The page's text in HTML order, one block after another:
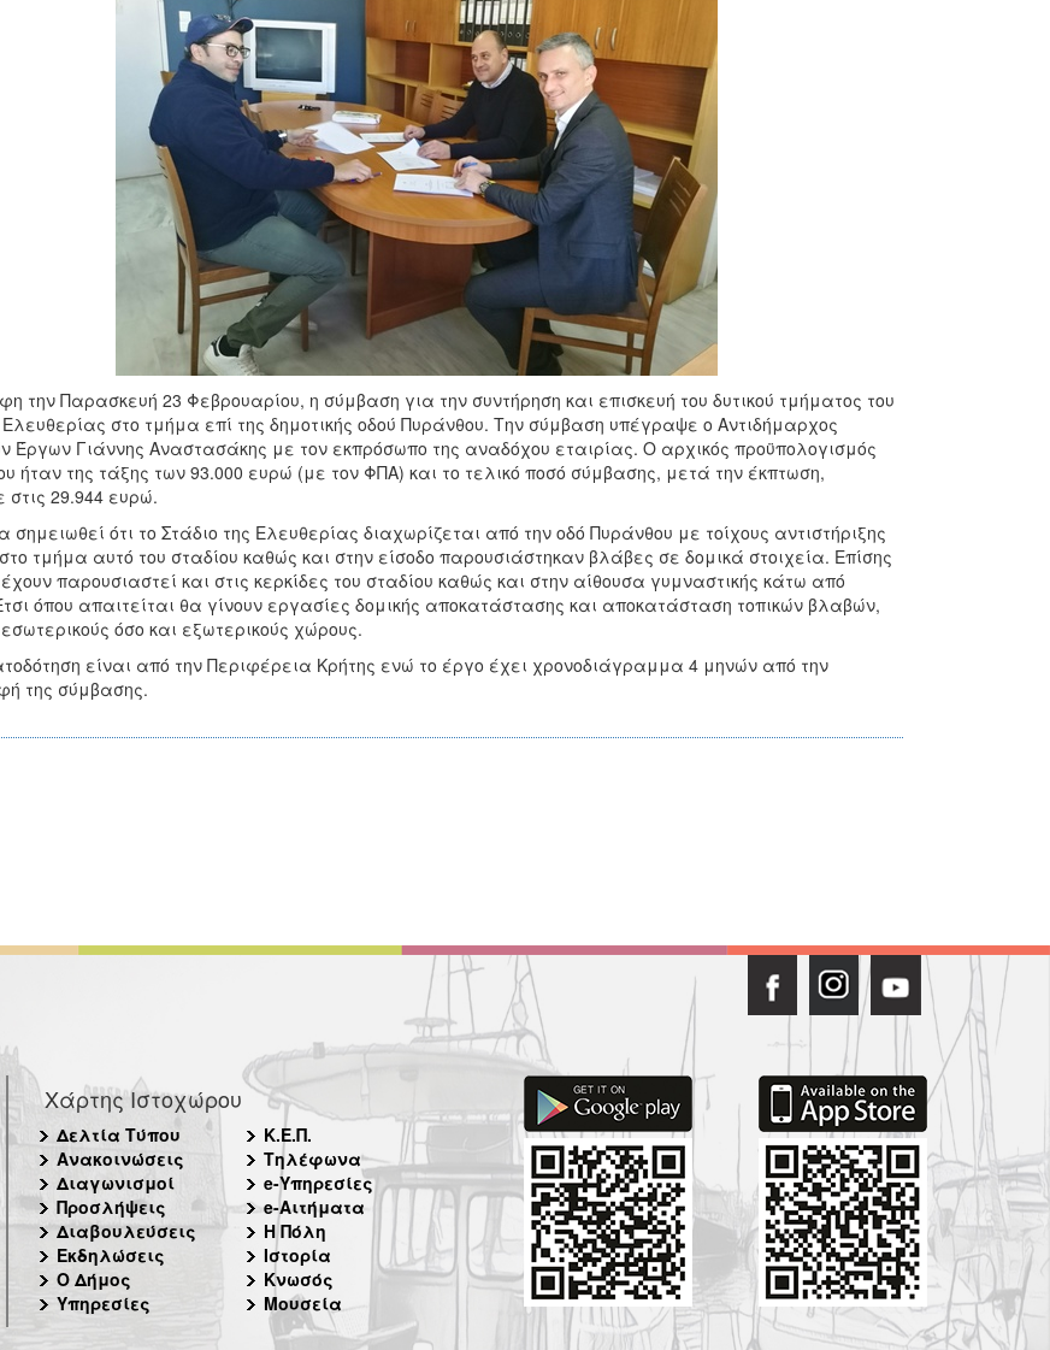
την Παρασκευή 23 Φεβρουαρίου, η σύμβαση για την συντήρηση και επισκευή του δυτικού τμήματος του
Ελευθερίας στο τμήμα επί της δημοτικής οδού Πυράνθου. Την σύμβαση υπέγραψε ο Αντιδήμαρχος
Έργων Γιάννης Αναστασάκης με τον εκπρόσωπο της αναδόχου εταιρίας. Ο αρχικός προϋπολογισμός
ήταν της τάξης των 93.000 ευρώ (με τον ΦΠΑ) και το τελικό ποσό σύμβασης, μετά την έκπτωση,
στις 29.944 ευρώ.
σημειωθεί ότι το Στάδιο της Ελευθερίας διαχωρίζεται από την οδό Πυράνθου με τοίχους αντιστήριξης
τμήμα αυτό του σταδίου καθώς και στην είσοδο παρουσιάστηκαν βλάβες σε δομικά στοιχεία. Επίσης
παρουσιαστεί και στις κερκίδες του σταδίου καθώς και στην αίθουσα γυμναστικής κάτω από
όπου απαιτείται θα γίνουν εργασίες δομικής αποκατάστασης και αποκατάσταση τοπικών βλαβών,
όσο και εξωτερικούς χώρους.
είναι από την Περιφέρεια Κρήτης ενώ το έργο έχει χρονοδιάγραμμα 4 μηνών από την
της σύμβασης.
Χάρτης Ιστοχώρου
Δελτία Τύπου
Ανακοινώσεις
Διαγωνισμοί
Προσλήψεις
Διαβουλεύσεις
Εκδηλώσεις
Ο Δήμος
Υπηρεσίες
Κ.Ε.Π.
Τηλέφωνα
e-Υπηρεσίες
e-Αιτήματα
Η Πόλη
Ιστορία
Κνωσός
Μουσεία